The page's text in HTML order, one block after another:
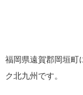
福岡県遠賀郡岡垣町
ク北九州です。